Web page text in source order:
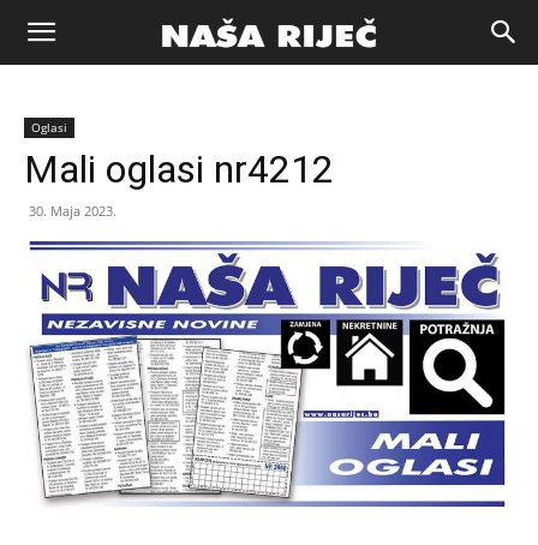
Naša
riječ
Zenica
Oglasi
Mali oglasi nr4212
30. Maja 2023.